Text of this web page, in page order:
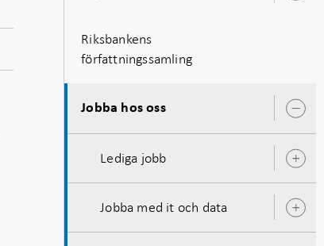
Riksbankens
författningssamling
Jobba hos oss
Lediga jobb
Jobba med it och data